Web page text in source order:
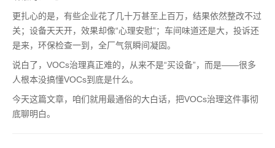
更扎心的是，有些企业花了几十万甚至上百万，结果依然整改不过
关；设备天天开，效果却像“心理安慰”；车间味道还是大，投诉还
是来，环保检查一到，全厂气氛瞬间凝固。
说白了，VOCs治理真正难的，从来不是“买设备”，而是——很多
人根本没搞懂VOCs到底是什么。
今天这篇文章，咱们就用最通俗的大白话，把VOCs治理这件事彻
底聊明白。